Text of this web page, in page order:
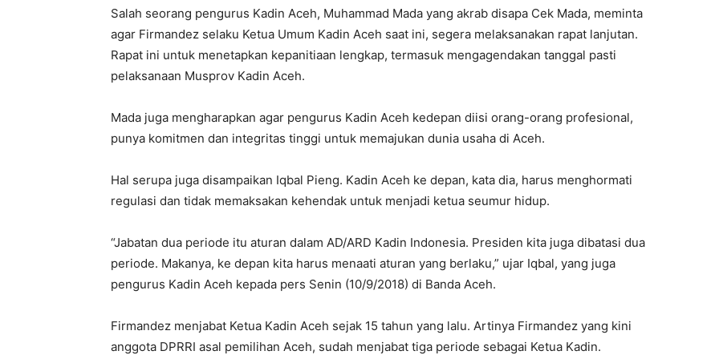
Salah seorang pengurus Kadin Aceh, Muhammad Mada yang akrab disapa Cek Mada, meminta
agar Firmandez selaku Ketua Umum Kadin Aceh saat ini, segera melaksanakan rapat lanjutan.
Rapat ini untuk menetapkan kepanitiaan lengkap, termasuk mengagendakan tanggal pasti
pelaksanaan Musprov Kadin Aceh.
Mada juga mengharapkan agar pengurus Kadin Aceh kedepan diisi orang-orang profesional,
punya komitmen dan integritas tinggi untuk memajukan dunia usaha di Aceh.
Hal serupa juga disampaikan Iqbal Pieng. Kadin Aceh ke depan, kata dia, harus menghormati
regulasi dan tidak memaksakan kehendak untuk menjadi ketua seumur hidup.
“Jabatan dua periode itu aturan dalam AD/ARD Kadin Indonesia. Presiden kita juga dibatasi dua
periode. Makanya, ke depan kita harus menaati aturan yang berlaku,” ujar Iqbal, yang juga
pengurus Kadin Aceh kepada pers Senin (10/9/2018) di Banda Aceh.
Firmandez menjabat Ketua Kadin Aceh sejak 15 tahun yang lalu. Artinya Firmandez yang kini
anggota DPRRI asal pemilihan Aceh, sudah menjabat tiga periode sebagai Ketua Kadin.